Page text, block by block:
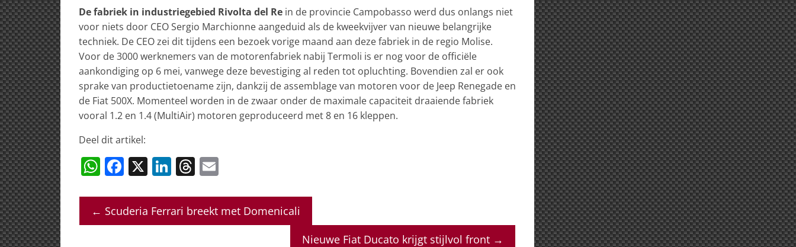
De fabriek in industriegebied Rivolta del Re in de provincie Campobasso werd dus onlangs niet
voor niets door CEO Sergio Marchionne aangeduid als de kweekvijver van nieuwe belangrijke
techniek. De CEO zei dit tijdens een bezoek vorige maand aan deze fabriek in de regio Molise.
Voor de 3000 werknemers van de motorenfabriek nabij Termoli is er nog voor de officiële
aankondiging op 6 mei, vanwege deze bevestiging al reden tot opluchting. Bovendien zal er ook
sprake van productietoename zijn, dankzij de assemblage van motoren voor de Jeep Renegade en
de Fiat 500X. Momenteel worden in de zwaar onder de maximale capaciteit draaiende fabriek
vooral 1.2 en 1.4 (MultiAir) motoren geproduceerd met 8 en 16 kleppen.
Deel dit artikel:
W
at
s
F
c
e
X Li
k
e
T
re
a
ai
l
← Scuderia Ferrari breekt met Domenicali
Nieuwe Fiat Ducato krijgt stijlvol front →